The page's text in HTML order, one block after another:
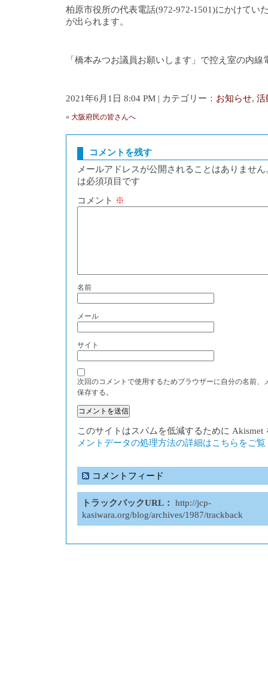
柏原市役所の代表電話(972-972-1501)にかけてい
が出られます。
「橋本みつお議員お願いします」で控え室の内線
2021年6月1日 8:04 PM | カテゴリー： お知らせ, 活
« 大阪府民の皆さんへ
コメントを残す
メールアドレスが公開されることはありません
は必須項目です
コメント ※
名前
メール
サイト
次回のコメントで使用するためブラウザーに自分の名前、
保存する。
このサイトはスパムを低減するために Akismet
メントデータの処理方法の詳細はこちらをご
コメントフィード
トラックバックURL：
http://jcp-
kasiwara.org/blog/archives/1987/trackback